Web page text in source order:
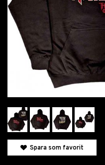
Spara som favorit